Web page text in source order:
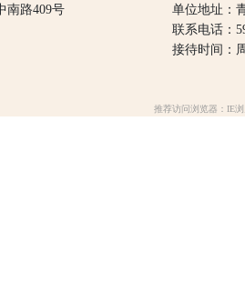
南路409号
单位地址：
联系电话：
接待时间：
推荐访问浏览器：IE